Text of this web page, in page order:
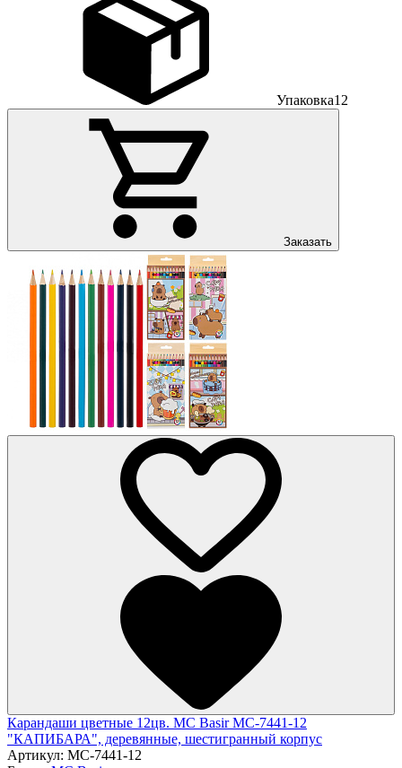
Упаковка12
Заказать
Карандаши цветные 12цв. MC Basir МС-7441-12
"КАПИБАРА", деревянные, шестигранный корпус
Артикул: МС-7441-12